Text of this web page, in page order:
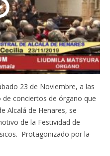
23 de Noviembre, a las
de conciertos de órgano que
Alcalá de Henares, se
de la Festividad de
Protagonizado por la